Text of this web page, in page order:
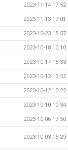
2023-11-14 17:52
2023-11-13 17:01
2023-10-23 15:57
2023-10-18 10:10
2023-10-17 16:33
2023-10-12 13:52
2023-10-12 10:22
2023-10-10 10:34
2023-10-06 17:50
2023-10-03 15:29